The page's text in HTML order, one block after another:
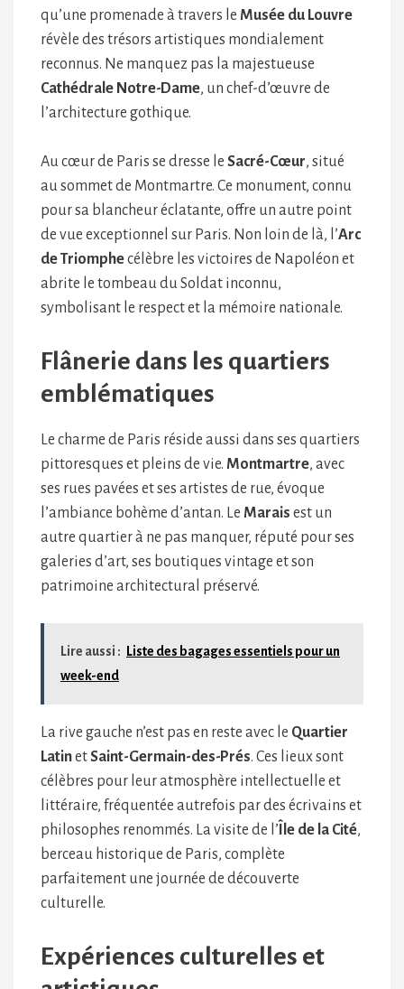
qu’une promenade à travers le Musée du Louvre
révèle des trésors artistiques mondialement
reconnus. Ne manquez pas la majestueuse
Cathédrale Notre-Dame, un chef-d’œuvre de
l’architecture gothique.
Au cœur de Paris se dresse le Sacré-Cœur, situé
au sommet de Montmartre. Ce monument, connu
pour sa blancheur éclatante, offre un autre point
de vue exceptionnel sur Paris. Non loin de là, l’Arc
de Triomphecélèbre les victoires de Napoléon et
abrite le tombeau du Soldat inconnu,
symbolisant le respect et la mémoire nationale.
Flânerie dans les quartiers
emblématiques
Le charme de Paris réside aussi dans ses quartiers
pittoresques et pleins de vie. Montmartre, avec
ses rues pavées et ses artistes de rue, évoque
l’ambiance bohème d’antan. Le Marais est un
autre quartier à ne pas manquer, réputé pour ses
galeries d’art, ses boutiques vintage et son
patrimoine architectural préservé.
Lire aussi :
Liste des bagages essentiels pour un
week-end
La rive gauche n’est pas en reste avec le Quartier
LatinetSaint-Germain-des-Prés. Ces lieux sont
célèbres pour leur atmosphère intellectuelle et
littéraire, fréquentée autrefois par des écrivains et
philosophes renommés. La visite de l’ Île de la Cité,
berceau historique de Paris, complète
parfaitement une journée de découverte
culturelle.
Expériences culturelles et